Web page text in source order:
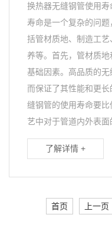
换热器无缝钢管使用
寿命是一个复杂的问
括管材质地、制造工
养等。首先，管材质
基础因素。高品质的
而保证了其性能和更
缝钢管的使用寿命要
艺中对于管道内外表面
了解详情 +
首页 上一页